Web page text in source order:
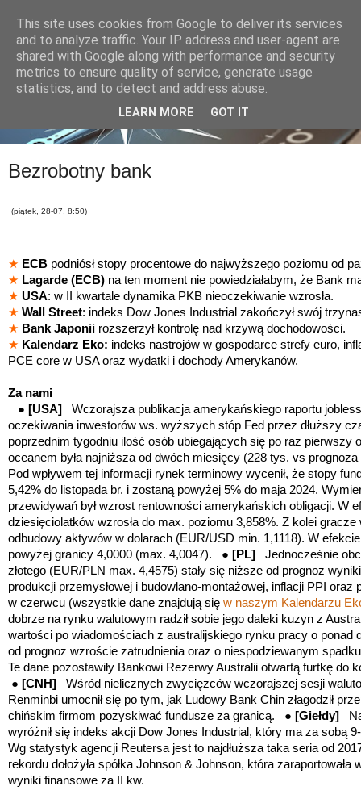
Bezrobotny bank
(piątek, 28-07, 8:50)
★ ECB podniósł stopy procentowe do najwyższego poziomu od
★ Lagarde (ECB) na ten moment nie powiedziałabym, że Bank
★ USA: w II kwartale dynamika PKB nieoczekiwanie wzrosła.
★ Wall Street: indeks Dow Jones Industrial zakończył swój
★ Bank Japonii rozszerzył kontrolę nad krzywą dochodowości.
★ Kalendarz Eko: indeks nastrojów w gospodarce strefy euro,
PCE core w USA oraz wydatki i dochody Amerykanów.
Za nami
● [USA] Wczorajsza publikacja amerykańskiego raportu
oczekiwania inwestorów ws. wyższych stóp Fed przez dłuższy
poprzednim tygodniu ilość osób ubiegających się po raz pierwszy
oceanem była najniższa od dwóch miesięcy (228 tys. vs
Pod wpływem tej informacji rynek terminowy wycenił, że stopy
5,42% do listopada br. i zostaną powyżej 5% do maja 2024.
przewidywań był wzrost rentowności amerykańskich obligacji. W
dziesięciolatków wzrosła do max. poziomu 3,858%. Z kolei
odbudowy aktywów w dolarach (EUR/USD min. 1,1118). W
powyżej granicy 4,0000 (max. 4,0047). ● [PL] Jednocześnie
złotego (EUR/PLN max. 4,4575) stały się niższe od prognoz
produkcji przemysłowej i budowlano-montażowej, inflacji PPI oraz
w czerwcu (wszystkie dane znajdują się w naszym Kalendarzu
dobrze na rynku walutowym radził sobie jego daleki kuzyn z
wartości po wiadomościach z australijskiego rynku pracy o ponad
od prognoz wzroście zatrudnienia oraz o niespodziewanym
Te dane pozostawiły Bankowi Rezerwy Australii otwartą furtkę do
● [CNH] Wśród nielicznych zwycięzców wczorajszej sesji
Renminbi umocnił się po tym, jak Ludowy Bank Chin złagodził
chińskim firmom pozyskiwać fundusze za granicą. ● [Giełdy]
wyróżnił się indeks akcji Dow Jones Industrial, który ma za sobą
Wg statystyk agencji Reutersa jest to najdłuższa taka seria od
rekordu dołożyła spółka Johnson & Johnson, która
wyniki finansowe za II kw.
This site uses cookies from Google to deliver its services
and to analyze traffic. Your IP address and user-agent are
shared with Google along with performance and security
metrics to ensure quality of service, generate usage
statistics, and to detect and address abuse.
LEARN MORE GOT IT